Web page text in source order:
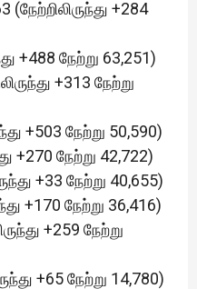
(நேற்றிலிருந்து +284
+488 நேற்று 63,251)
+313 நேற்று
+503 நேற்று 50,590)
+270 நேற்று 42,722)
+33 நேற்று 40,655)
+170 நேற்று 36,416)
+259 நேற்று
+65 நேற்று 14,780)